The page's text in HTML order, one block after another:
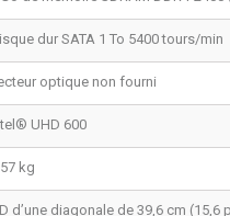
dur SATA 1 To 5400 tours/min
optique non fourni
UHD 600
kg
d’une diagonale de 39,6 cm